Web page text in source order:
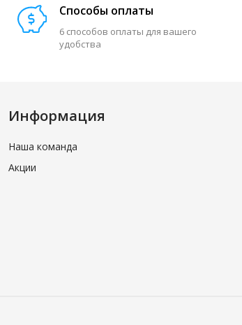
Способы оплаты
6 способов оплаты для вашего
удобства
Информация
Наша команда
Акции